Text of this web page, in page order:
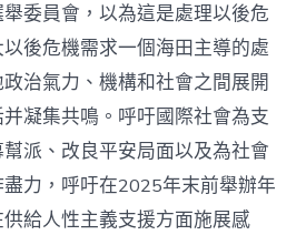
委員會，以為這是處理以後危
後危機需求一個海田主導的處
治氣力、機構和社會之間展開
凝集共鳴。呼吁國際社會為支
派、改良平安局面以及為社會
力，呼吁在2025年末前舉辦年
給人性主義支援方面施展感